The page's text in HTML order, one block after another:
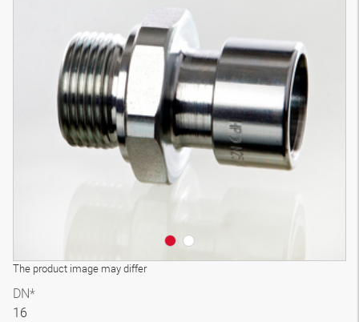
The product image may differ
DN*
16